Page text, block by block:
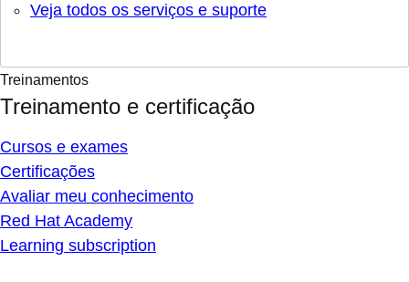
Veja todos os serviços e suporte
Treinamentos
Treinamento e certificação
Cursos e exames
Certificações
Avaliar meu conhecimento
Red Hat Academy
Learning subscription